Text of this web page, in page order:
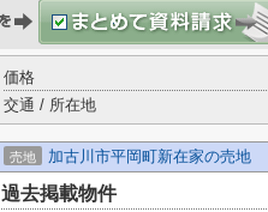
価格
交通 / 所在地
売地 加古川市平岡町新在家の売地
過去掲載物件